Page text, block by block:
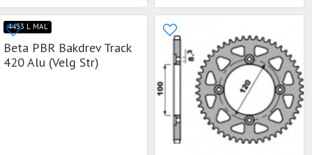
4453 L MAL
Beta PBR Bakdrev Track
420 Alu (Velg Str)